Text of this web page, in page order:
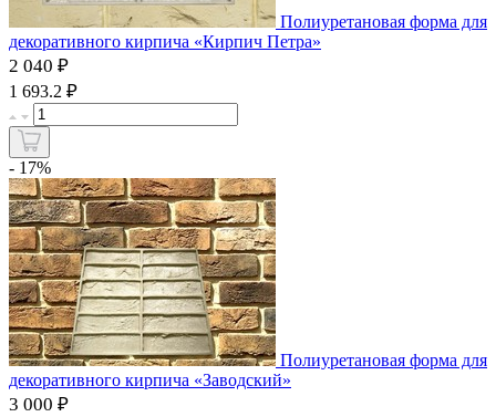
Полиуретановая форма для
декоративного кирпича «Кирпич Петра»
2 040 ₽
1 693.2 ₽
- 17%
Полиуретановая форма для
декоративного кирпича «Заводский»
3 000 ₽